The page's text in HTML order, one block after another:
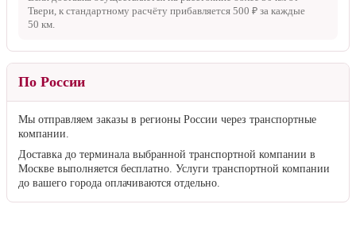
Твери, к стандартному расчёту прибавляется 500 ₽ за каждые
50 км.
По России
Мы отправляем заказы в регионы России через транспортные
компании.
Доставка до терминала выбранной транспортной компании в
Москве выполняется бесплатно. Услуги транспортной компании
до вашего города оплачиваются отдельно.